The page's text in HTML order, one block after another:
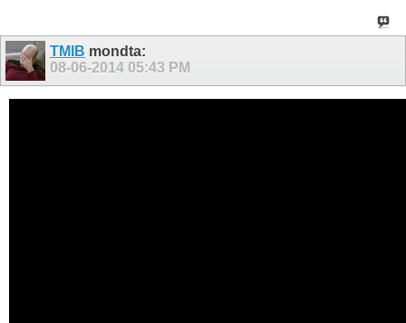
TMIB mondta:
08-06-2014 05:43 PM